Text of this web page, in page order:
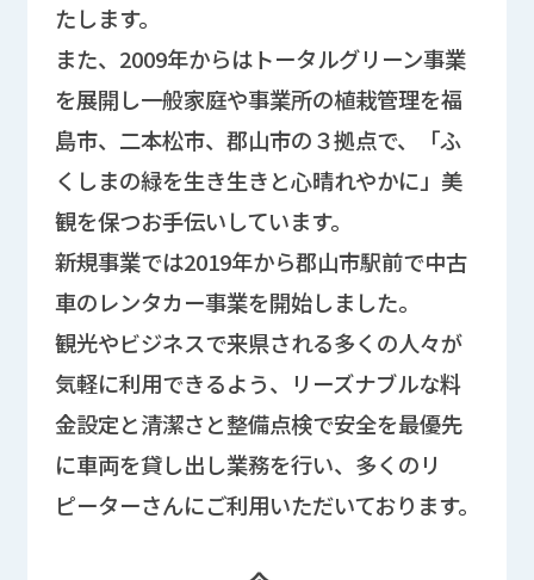
たします。
また、2009年からはトータルグリーン事業
を展開し一般家庭や事業所の植栽管理を福
島市、二本松市、郡山市の３拠点で、「ふ
くしまの緑を生き生きと心晴れやかに」美
観を保つお手伝いしています。
新規事業では2019年から郡山市駅前で中古
車のレンタカー事業を開始しました。
観光やビジネスで来県される多くの人々が
気軽に利用できるよう、リーズナブルな料
金設定と清潔さと整備点検で安全を最優先
に車両を貸し出し業務を行い、多くのリ
ピーターさんにご利用いただいております。